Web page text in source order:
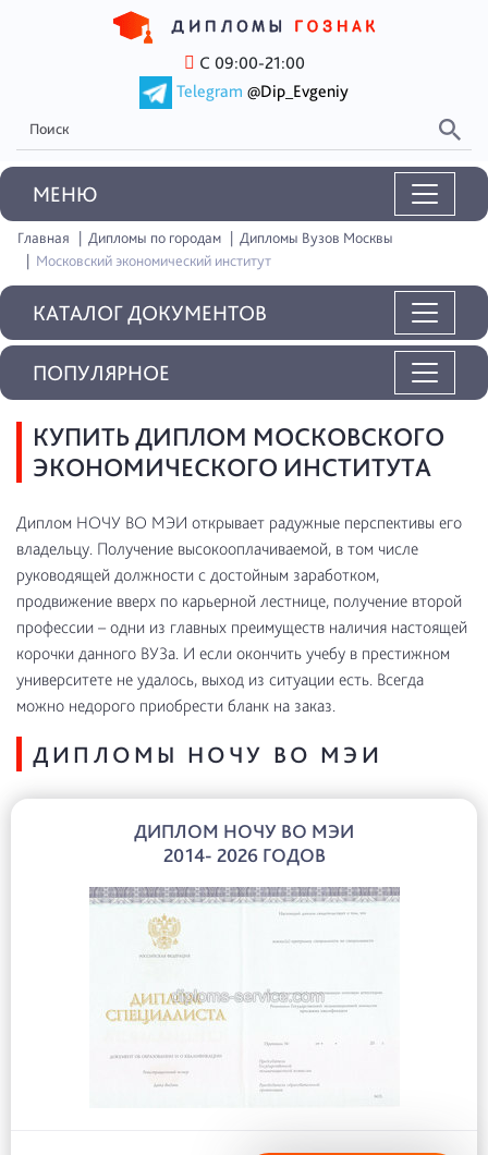
С 09:00-21:00
Telegram @Dip_Evgeniy
MEНЮ
Главная Дипломы по городам
Дипломы Вузов Москвы
Московский экономический институт
КАТАЛОГ ДОКУМЕНТОВ
КУПИТЬ ДИПЛОМ МОСКОВСКОГО
ЭКОНОМИЧЕСКОГО ИНСТИТУТА
Диплом НОЧУ ВО МЭИ открывает радужные перспективы его
владельцу. Получение высокооплачиваемой, в том числе
руководящей должности с достойным заработком,
продвижение вверх по карьерной лестнице, получение второй
профессии – одни из главных преимуществ наличия настоящей
корочки данного ВУЗа. И если окончить учебу в престижном
университете не удалось, выход из ситуации есть. Всегда
можно недорого приобрести бланк на заказ.
ДИПЛОМЫ НОЧУ ВО МЭИ
ДИПЛОМ НОЧУ ВО МЭИ
2014- 2026 ГОДОВ
ПОПУЛЯРНОЕ